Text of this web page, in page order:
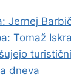
Jernej
Tomaž Iskra
dneva